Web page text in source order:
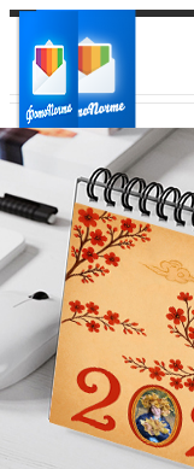
Ваш город:
Ваш регион доставки
Выберите из списка: